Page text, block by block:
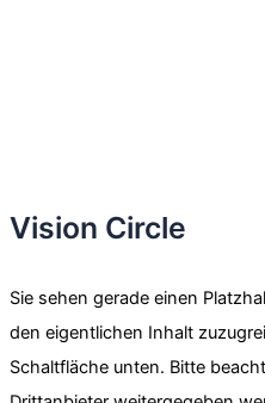
Vision Circle
Sie sehen gerade einen
den eigentlichen Inhalt
Schaltfläche unten. Bitte